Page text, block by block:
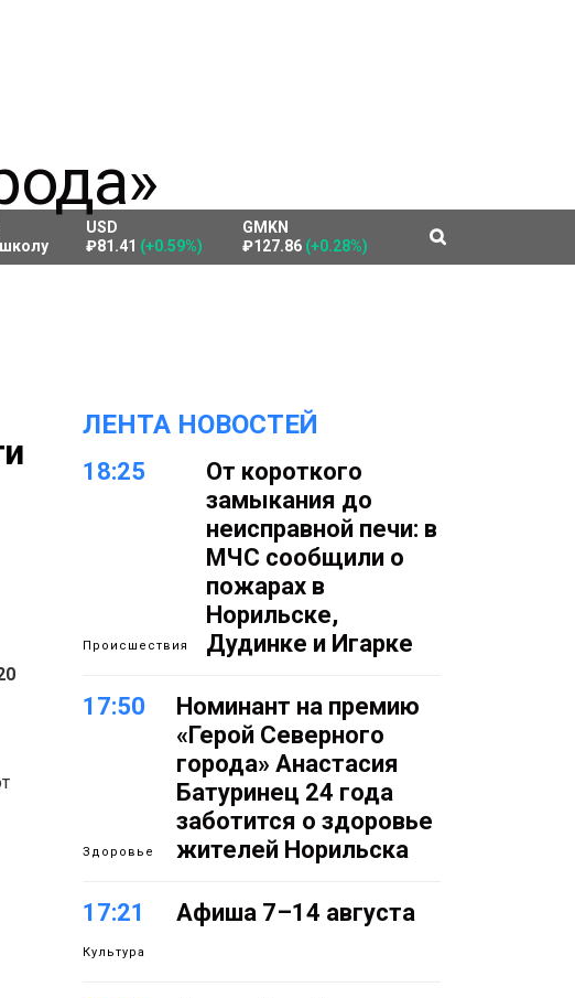
USD
₽81.41 (+0.59%)
GMKN
₽127.86 (+0.28%)
ЛЕНТА НОВОСТЕЙ
18:25
Происшествия
От короткого
замыкания до
неисправной печи: в
МЧС сообщили о
пожарах в
Норильске,
Дудинке и Игарке
17:50
Здоровье
Номинант на премию
«Герой Северного
города» Анастасия
Батуринец 24 года
заботится о здоровье
жителей Норильска
17:21
Культура
Афиша 7–14 августа